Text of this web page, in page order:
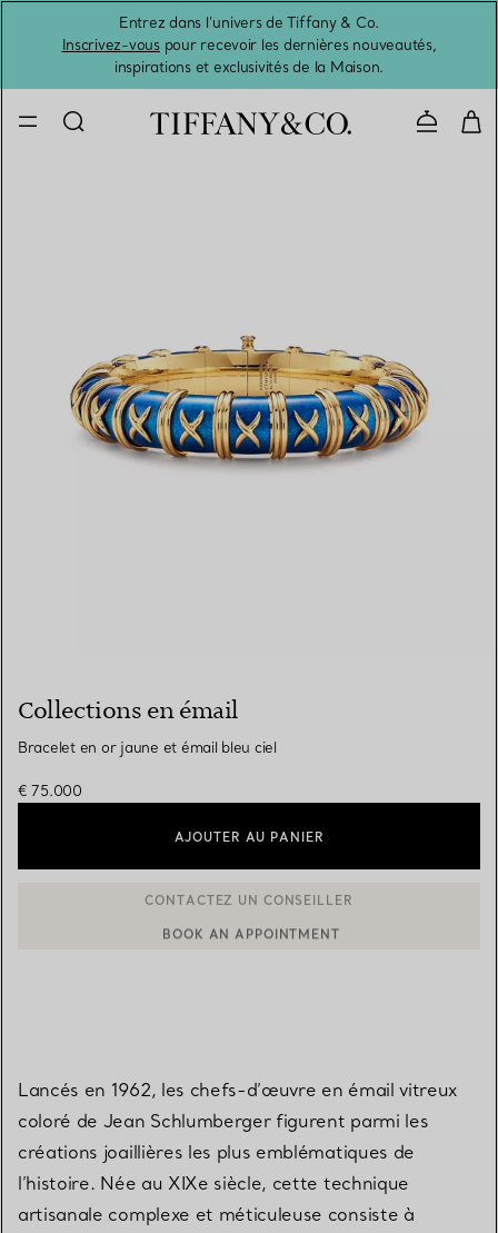
Entrez dans l’univers de Tiffany & Co.
Inscrivez-vouspour recevoir les dernières nouveautés,
inspirations et exclusivités de la Maison.
Collections en émail
Bracelet en or jaune et émail bleu ciel
€ 75.000
AJOUTER AU PANIER
Lancés en 1962, les chefs-d’œuvre en émail vitreux
coloré de Jean Schlumberger figurent parmi les
créations joaillières les plus emblématiques de
l’histoire. Née au XIXe siècle, cette technique
artisanale complexe et méticuleuse consiste à